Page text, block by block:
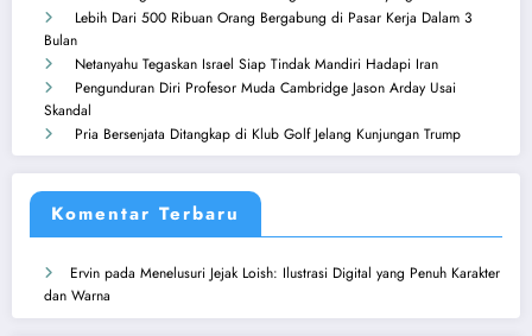
Lebih Dari 500 Ribuan Orang Bergabung di Pasar Kerja Dalam 3
Bulan
Netanyahu Tegaskan Israel Siap Tindak Mandiri Hadapi Iran
Pengunduran Diri Profesor Muda Cambridge Jason Arday Usai
Skandal
Pria Bersenjata Ditangkap di Klub Golf Jelang Kunjungan Trump
Komentar Terbaru
Ervin pada Menelusuri Jejak Loish: Ilustrasi Digital yang Penuh Karakter
dan Warna